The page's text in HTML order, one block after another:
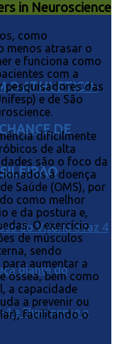
O ATHLETICO-
DE
in Neuroscience
como
menos atrasar o
e funciona como
com a
pesquisadores das
e de São
dificilmente
de alta
são o foco da
à doença
Saúde (OMS), por
como melhor
e da postura e,
O exercício
de músculos
sendo
aumentar a
óssea, bem como
a capacidade
a prevenir ou
facilitando o